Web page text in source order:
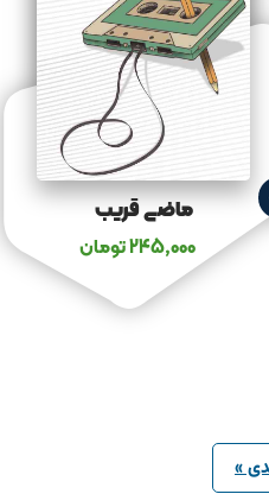
ماضی قریب
245,000تومان
»